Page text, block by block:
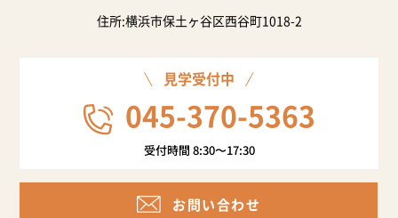
住所:横浜市保土ヶ谷区西谷町1018-2
見学受付中
045-370-5363
受付時間 8:30〜17:30
お問い合わせ